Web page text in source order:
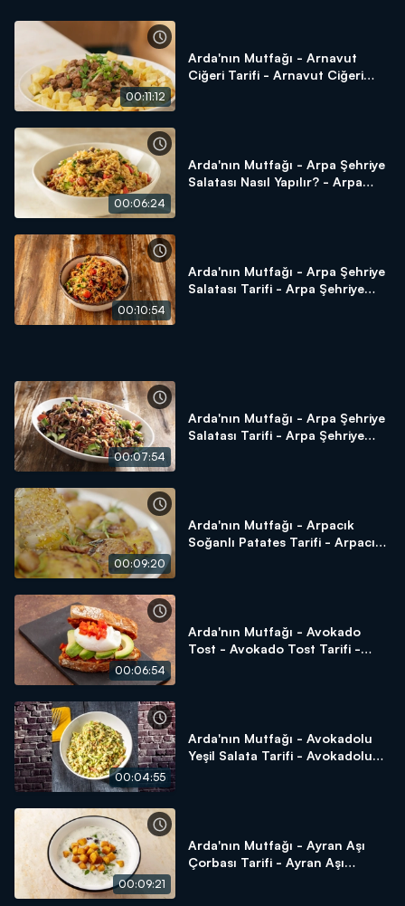
00:11:12
Arda'nın Mutfağı - Arnavut
Ciğeri Tarifi - Arnavut Ciğeri
00:06:24
Arda'nın Mutfağı - Arpa Şehriye
Salatası Nasıl Yapılır? - Arpa
00:10:54
Arda'nın Mutfağı - Arpa Şehriye
Salatası Tarifi - Arpa Şehriye
00:07:54
Arda'nın Mutfağı - Arpa Şehriye
Salatası Tarifi - Arpa Şehriye
00:09:20
Arda'nın Mutfağı - Arpacık
Soğanlı Patates Tarifi - Arpacık
00:06:54
Arda'nın Mutfağı - Avokado
Tost - Avokado Tost Tarifi -
00:04:55
Arda'nın Mutfağı - Avokadolu
Yeşil Salata Tarifi - Avokadolu
00:09:21
Arda'nın Mutfağı - Ayran Aşı
Çorbası Tarifi - Ayran Aşı